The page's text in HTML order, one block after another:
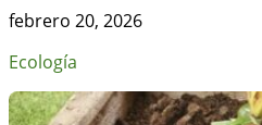
febrero 20, 2026
Ecología